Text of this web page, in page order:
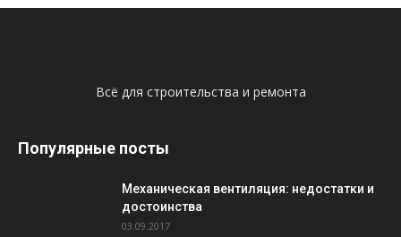
Всё для строительства и ремонта
Популярные посты
Механическая вентиляция: недостатки и
достоинства
03.09.2017